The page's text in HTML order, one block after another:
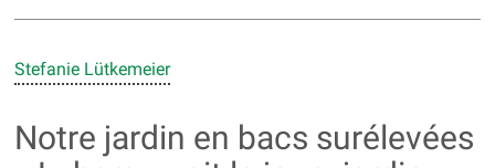
Stefanie Lütkemeier
Notre jardin en bacs surélevées